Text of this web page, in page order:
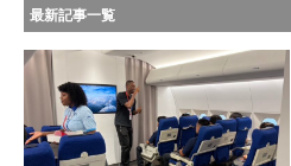
最新記事一覧